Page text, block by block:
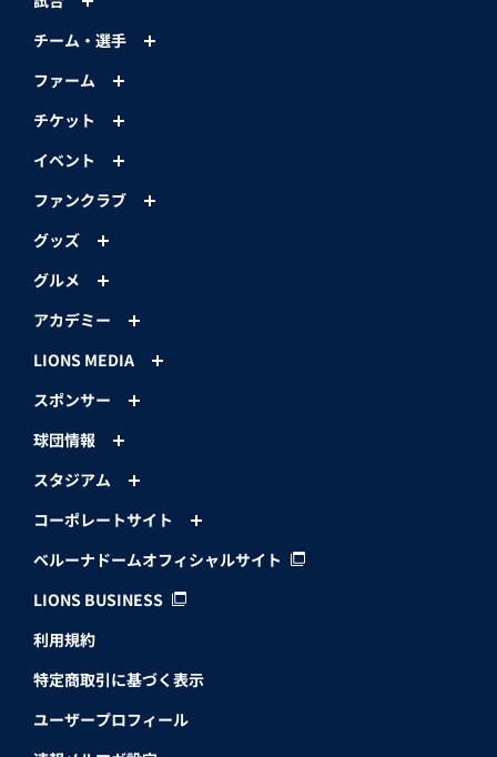
チーム・選手
ファーム
チケット
イベント
ファンクラブ
グッズ
グルメ
アカデミー
LIONS MEDIA
スポンサー
球団情報
スタジアム
コーポレートサイト
ベルーナドームオフィシャルサイト
LIONS BUSINESS
利用規約
特定商取引に基づく表示
ユーザープロフィール